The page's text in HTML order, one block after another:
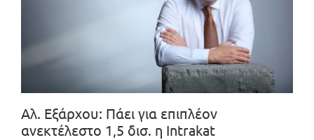
Αλ. Εξάρχου: Πάει για επιπλέον
ανεκτέλεστο 1,5 δισ. η Intrakat